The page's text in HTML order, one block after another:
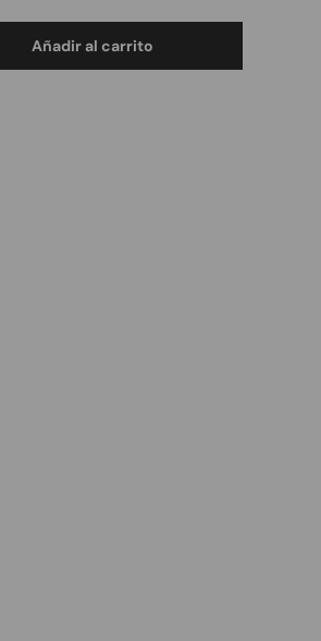
Añadir al carrito